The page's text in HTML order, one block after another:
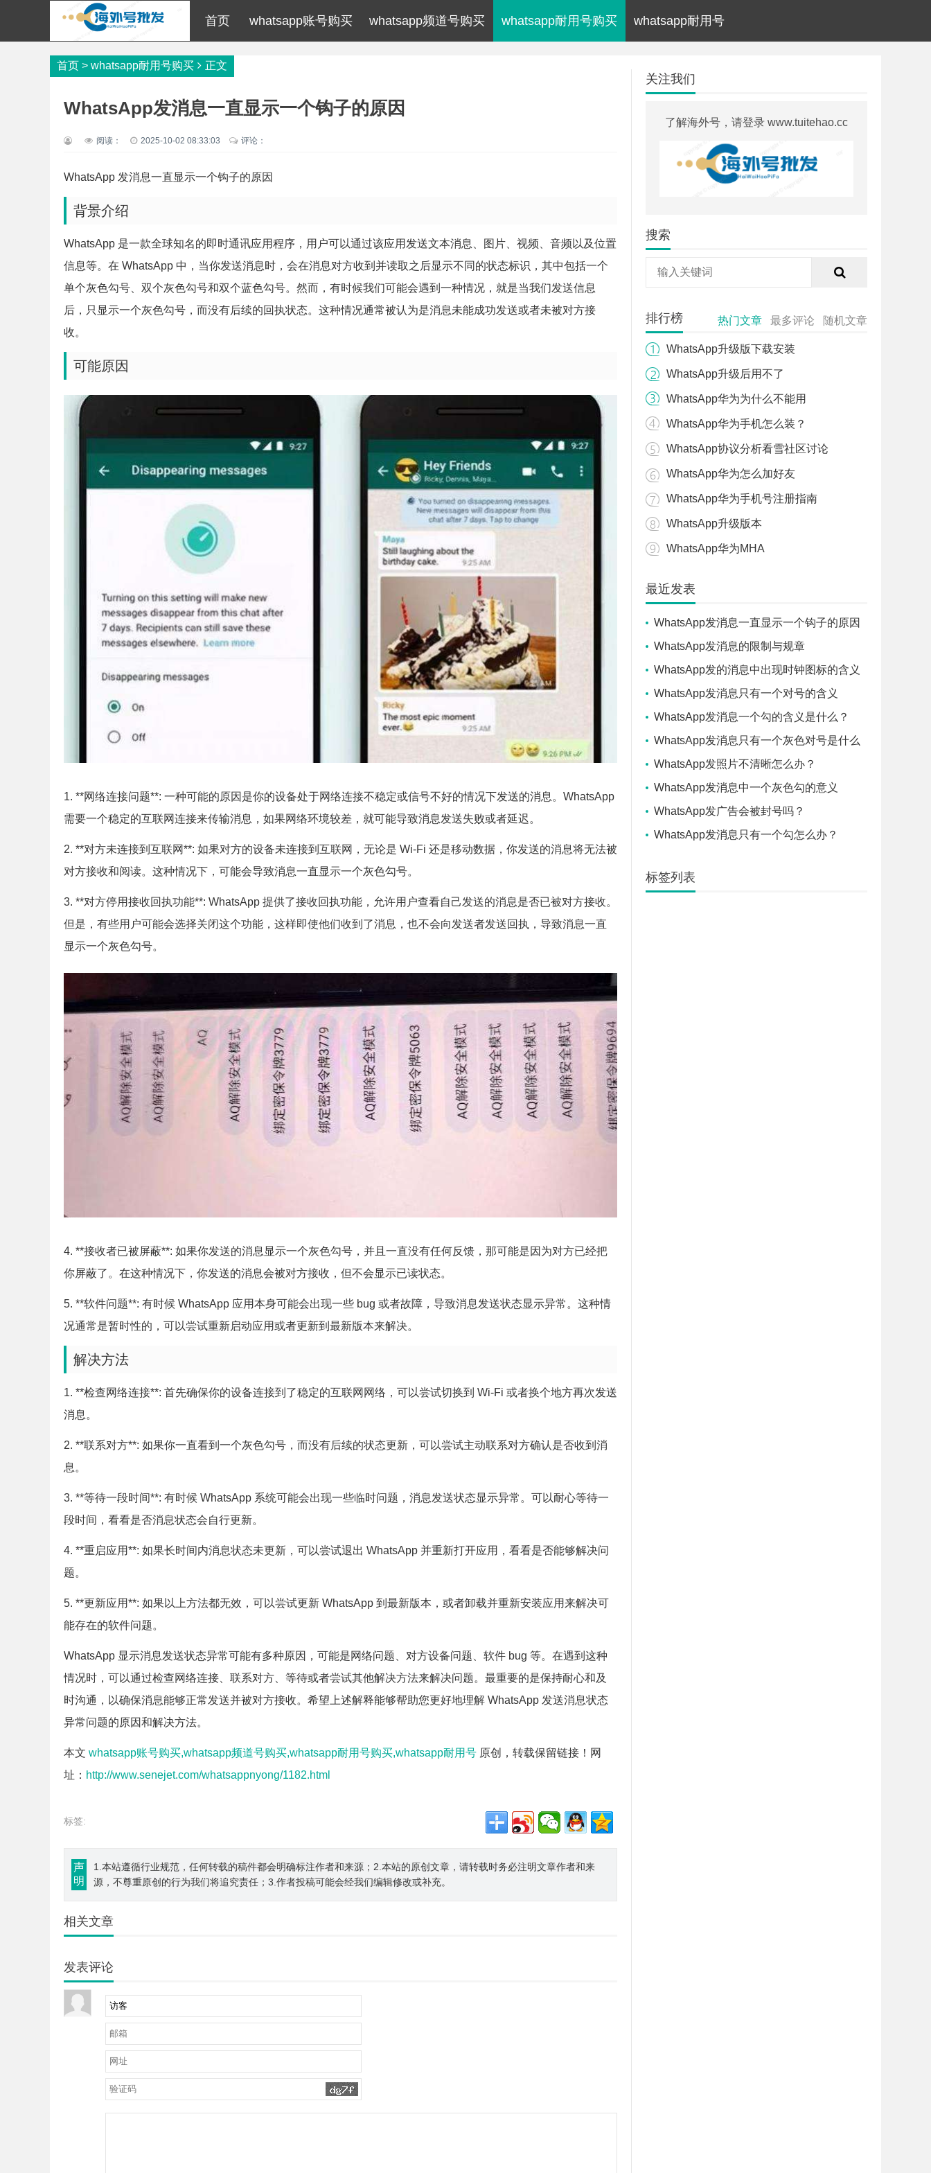
首页 whatsapp账号购买 whatsapp频道号购买 whatsapp耐用号购买 whatsapp耐用号
首页 > whatsapp耐用号购买 正文
WhatsApp发消息一直显示一个钩子的原因
阅读： 2025-10-02 08:33:03 评论：
WhatsApp 发消息一直显示一个钩子的原因
背景介绍
WhatsApp 是一款全球知名的即时通讯应用程序，用户可以通过该应用发送文本消息、图片、视频、音频以及位置
信息等。在 WhatsApp 中，当你发送消息时，会在消息对方收到并读取之后显示不同的状态标识，其中包括一个
单个灰色勾号、双个灰色勾号和双个蓝色勾号。然而，有时候我们可能会遇到一种情况，就是当我们发送信息
后，只显示一个灰色勾号，而没有后续的回执状态。这种情况通常被认为是消息未能成功发送或者未被对方接
收。
可能原因
1. **网络连接问题**: 一种可能的原因是你的设备处于网络连接不稳定或信号不好的情况下发送的消息。WhatsApp
需要一个稳定的互联网连接来传输消息，如果网络环境较差，就可能导致消息发送失败或者延迟。
2. **对方未连接到互联网**: 如果对方的设备未连接到互联网，无论是 Wi-Fi 还是移动数据，你发送的消息将无法被
对方接收和阅读。这种情况下，可能会导致消息一直显示一个灰色勾号。
3. **对方停用接收回执功能**: WhatsApp 提供了接收回执功能，允许用户查看自己发送的消息是否已被对方接收。
但是，有些用户可能会选择关闭这个功能，这样即使他们收到了消息，也不会向发送者发送回执，导致消息一直
显示一个灰色勾号。
4. **接收者已被屏蔽**: 如果你发送的消息显示一个灰色勾号，并且一直没有任何反馈，那可能是因为对方已经把
你屏蔽了。在这种情况下，你发送的消息会被对方接收，但不会显示已读状态。
5. **软件问题**: 有时候 WhatsApp 应用本身可能会出现一些 bug 或者故障，导致消息发送状态显示异常。这种情
况通常是暂时性的，可以尝试重新启动应用或者更新到最新版本来解决。
解决方法
1. **检查网络连接**: 首先确保你的设备连接到了稳定的互联网网络，可以尝试切换到 Wi-Fi 或者换个地方再次发送
消息。
2. **联系对方**: 如果你一直看到一个灰色勾号，而没有后续的状态更新，可以尝试主动联系对方确认是否收到消
息。
3. **等待一段时间**: 有时候 WhatsApp 系统可能会出现一些临时问题，消息发送状态显示异常。可以耐心等待一
段时间，看看是否消息状态会自行更新。
4. **重启应用**: 如果长时间内消息状态未更新，可以尝试退出 WhatsApp 并重新打开应用，看看是否能够解决问
题。
5. **更新应用**: 如果以上方法都无效，可以尝试更新 WhatsApp 到最新版本，或者卸载并重新安装应用来解决可
能存在的软件问题。
WhatsApp 显示消息发送状态异常可能有多种原因，可能是网络问题、对方设备问题、软件 bug 等。在遇到这种
情况时，可以通过检查网络连接、联系对方、等待或者尝试其他解决方法来解决问题。最重要的是保持耐心和及
时沟通，以确保消息能够正常发送并被对方接收。希望上述解释能够帮助您更好地理解 WhatsApp 发送消息状态
异常问题的原因和解决方法。
本文 whatsapp账号购买,whatsapp频道号购买,whatsapp耐用号购买,whatsapp耐用号 原创，转载保留链接！网
址： http://www.senejet.com/whatsappnyong/1182.html
标签:
声
明
1.本站遵循行业规范，任何转载的稿件都会明确标注作者和来源；2.本站的原创文章，请转载时务必注明文章作者和来
源，不尊重原创的行为我们将追究责任；3.作者投稿可能会经我们编辑修改或补充。
相关文章
发表评论
关注我们
了解海外号，请登录 www.tuitehao.cc
搜索
排行榜 热门文章 最多评论 随机文章
WhatsApp升级版下载安装
WhatsApp升级后用不了
WhatsApp华为为什么不能用
WhatsApp华为手机怎么装？
WhatsApp协议分析看雪社区讨论
WhatsApp华为怎么加好友
WhatsApp华为手机号注册指南
WhatsApp升级版本
WhatsApp华为MHA
最近发表
WhatsApp发消息一直显示一个钩子的原因
WhatsApp发消息的限制与规章
WhatsApp发的消息中出现时钟图标的含义
WhatsApp发消息只有一个对号的含义
WhatsApp发消息一个勾的含义是什么？
WhatsApp发消息只有一个灰色对号是什么
意思？
WhatsApp发照片不清晰怎么办？
WhatsApp发消息中一个灰色勾的意义
WhatsApp发广告会被封号吗？
WhatsApp发消息只有一个勾怎么办？
标签列表